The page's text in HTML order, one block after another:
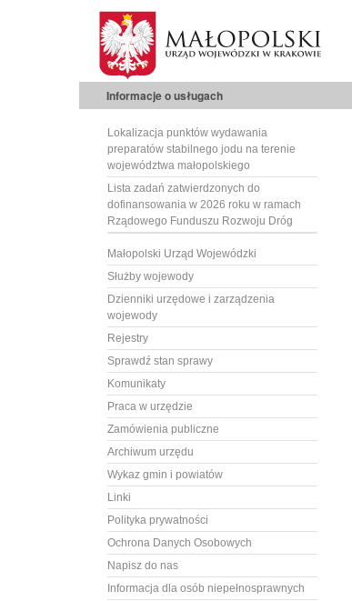
Informacje o usługach
Lokalizacja punktów wydawania
preparatów stabilnego jodu na terenie
województwa małopolskiego
Lista zadań zatwierdzonych do
dofinansowania w 2026 roku w ramach
Rządowego Funduszu Rozwoju Dróg
Małopolski Urząd Wojewódzki
Służby wojewody
Dzienniki urzędowe i zarządzenia
wojewody
Rejestry
Sprawdź stan sprawy
Komunikaty
Praca w urzędzie
Zamówienia publiczne
Archiwum urzędu
Wykaz gmin i powiatów
Linki
Polityka prywatności
Ochrona Danych Osobowych
Napisz do nas
Informacja dla osób niepełnosprawnych